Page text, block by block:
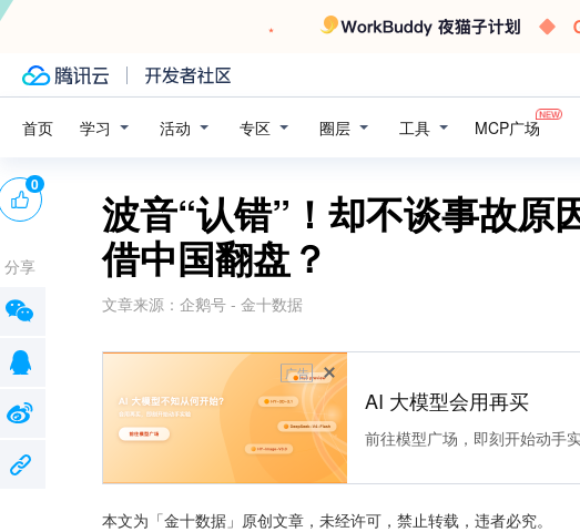
首页 学习 活动 专区 圈层 工具 MCP广场
波音“认错”！却不谈事故原
借中国翻盘？
文章来源： 企鹅号 - 金十数据
广告
AI 大模型会用再买
前往模型广场，即刻开始动手
本文为「金十数据」原创文章，未经许可，禁止转载，违者必究。
0
分享